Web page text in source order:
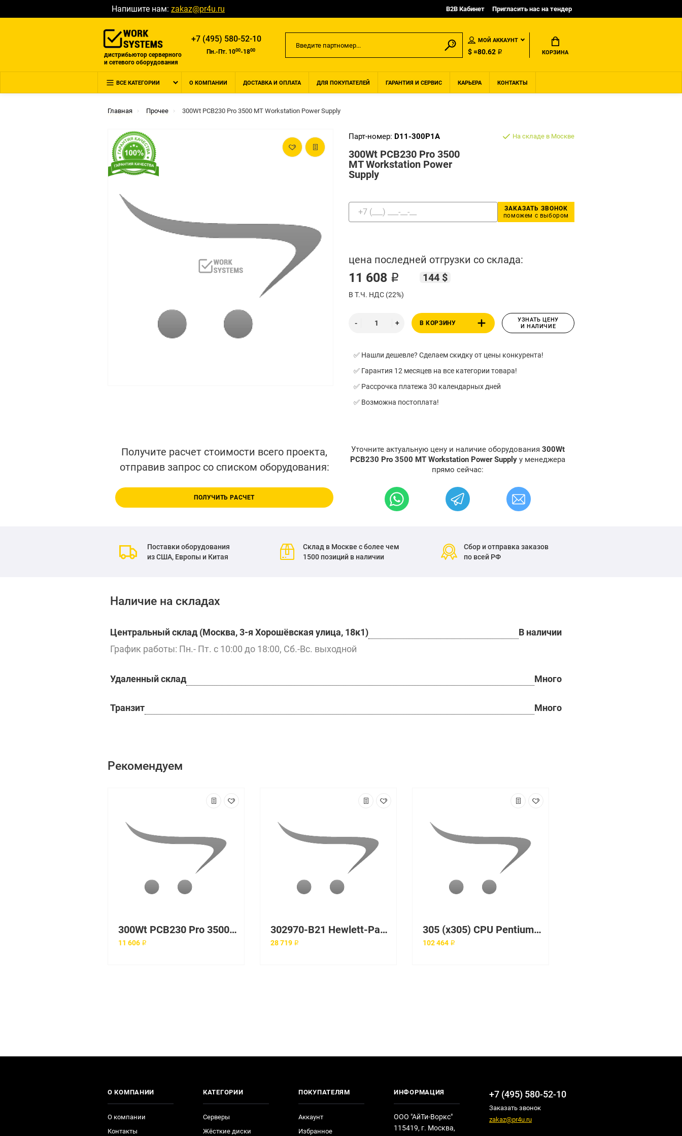
Напишите нам: zakaz@pr4u.ru B2B Кабинет Пригласить нас на тендер
дистрибьютор серверного
и сетевого оборудования
+7 (495) 580-52-10
Пн.-Пт. 1000-1800
МОЙ АККАУНТ
$ =80.62 ₽ КОРЗИНА
ВСЕ КАТЕГОРИИ О КОМПАНИИ ДОСТАВКА И ОПЛАТА ДЛЯ ПОКУПАТЕЛЕЙ ГАРАНТИЯ И СЕРВИС КАРЬЕРА КОНТАКТЫ
Главная Прочее 300Wt PCB230 Pro 3500 MT Workstation Power Supply
Парт-номер: D11-300P1A
300Wt PCB230 Pro 3500
MT Workstation Power
Supply
На складе в Москве
ЗАКАЗАТЬ ЗВОНОК
поможем с выбором
цена последней отгрузки со склада:
11 608 ₽ 144 $
В Т.Ч. НДС (22%)
В КОРЗИНУ
УЗНАТЬ ЦЕНУ
И НАЛИЧИЕ
✅ Нашли дешевле? Сделаем скидку от цены конкурента!
✅ Гарантия 12 месяцев на все категории товара!
✅ Рассрочка платежа 30 календарных дней
✅ Возможна постоплата!
Получите расчет стоимости всего проекта,
отправив запрос со списком оборудования:
ПОЛУЧИТЬ РАСЧЕТ
Уточните актуальную цену и наличие оборудования 300Wt
PCB230 Pro 3500 MT Workstation Power Supply у менеджера
прямо сейчас:
Поставки оборудования
из США, Европы и Китая
Склад в Москве с более чем
1500 позиций в наличии
Сбор и отправка заказов
по всей РФ
Наличие на складах
Центральный склад (Москва, 3-я Хорошёвская улица, 18к1)
В наличии
График работы: Пн.- Пт. с 10:00 до 18:00, Сб.-Вс. выходной
Удаленный склад Много
Транзит Много
Рекомендуем
300Wt PCB230 Pro 3500 MT Workstation Power Supply
11 606 ₽
302970-B21 Hewlett-Packard Контороллер HP StorageWorks MSA30 Dual Bus Ultra320 SCSI Enclosure
28 719 ₽
305 (x305) CPU Pentium 4 1800/400/512, RAM PC2100 ECC DDR SDRAM RDIMM 256Mb, 40GB IDE HDD, CD,Int. Gigabit Ethernet 10/100/1000Мб/с, Power 1x220W, Rack 1U
102 464 ₽
О КОМПАНИИ
О компании
Контакты
КАТЕГОРИИ
Серверы
Жёсткие диски
ПОКУПАТЕЛЯМ
Аккаунт
Избранное
ИНФОРМАЦИЯ
ООО "АйТи-Воркс"
115419, г. Москва,
+7 (495) 580-52-10
Заказать звонок
zakaz@pr4u.ru